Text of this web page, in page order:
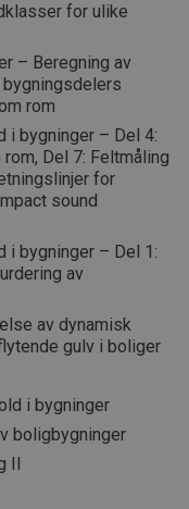
for ulike
– Beregning av
rom
i bygninger – Del 4:
Del 7: Feltmåling
for
sound
i bygninger – Del 1:
av
av dynamisk
gulv i boliger
i bygninger
boligbygninger
II